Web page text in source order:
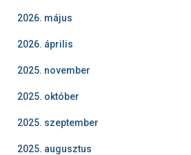
2026. május
2026. április
2025. november
2025. október
2025. szeptember
2025. augusztus